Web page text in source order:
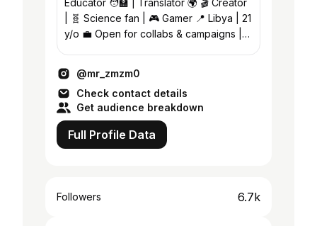
Educator 🧑‍🏫 | Translator 🌍 🎬 Creator
| 🧬 Science fan | 🎮 Gamer 📍 Libya | 21
y/o 💼 Open for collabs & campaigns |
@mr_zmzm0
Check contact details
Get audience breakdown
Full Profile Data
Followers 6.7k